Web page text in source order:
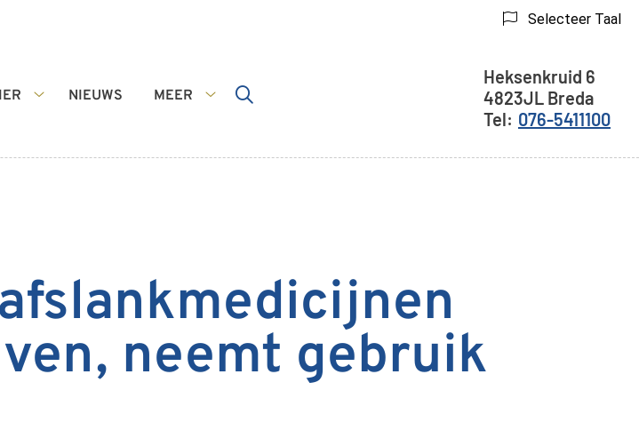
Selecteer Taal
NIEUWS
MEER
Heksenkruid 6
4823JL Breda
076-5411100
neemt gebruik